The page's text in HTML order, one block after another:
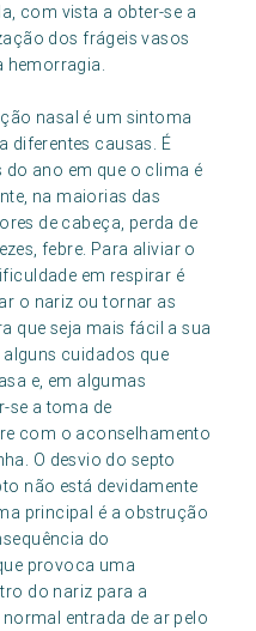
com vista a obter-se a
dos frágeis vasos
hemorragia.
nasal é um sintoma
diferentes causas. É
ano em que o clima é
na maiorias das
de cabeça, perda de
febre. Para aliviar o
em respirar é
o nariz ou tornar as
que seja mais fácil a sua
cuidados que
e, em algumas
se a toma de
com o aconselhamento
O desvio do septo
não está devidamente
principal é a obstrução
do
provoca uma
do nariz para a
entrada de ar pelo